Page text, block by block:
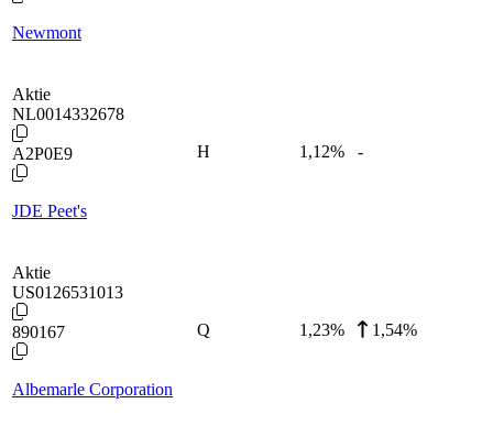
Newmont
Aktie
NL0014332678
A2P0E9
JDE Peet's
H 1,12% -
Aktie
US0126531013
890167
Albemarle Corporation
Q 1,23% 1,54%